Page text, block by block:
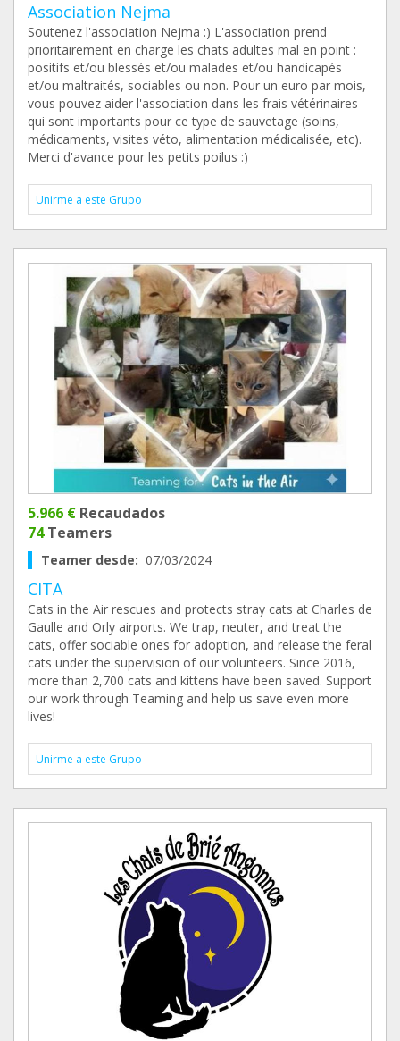
Association Nejma
Soutenez l'association Nejma :) L'association prend
prioritairement en charge les chats adultes mal en point :
positifs et/ou blessés et/ou malades et/ou handicapés
et/ou maltraités, sociables ou non. Pour un euro par mois,
vous pouvez aider l'association dans les frais vétérinaires
qui sont importants pour ce type de sauvetage (soins,
médicaments, visites véto, alimentation médicalisée, etc).
Merci d'avance pour les petits poilus :)
Unirme a este Grupo
5.966 € Recaudados
74Teamers
Teamer desde: 07/03/2024
CITA
Cats in the Air rescues and protects stray cats at Charles de
Gaulle and Orly airports. We trap, neuter, and treat the
cats, offer sociable ones for adoption, and release the feral
cats under the supervision of our volunteers. Since 2016,
more than 2,700 cats and kittens have been saved. Support
our work through Teaming and help us save even more
lives!
Unirme a este Grupo